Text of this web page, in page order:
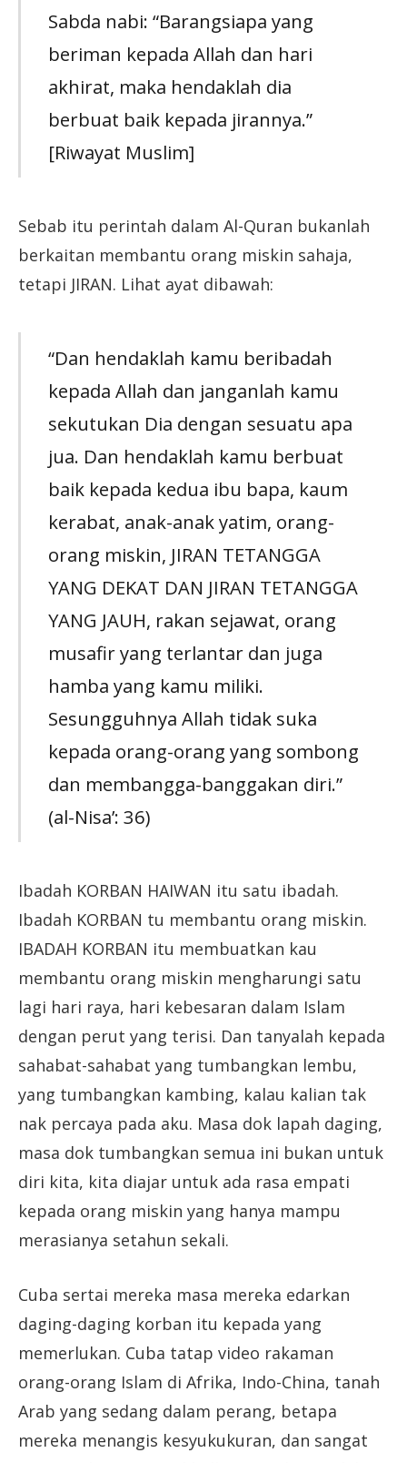
Sabda nabi: “Barangsiapa yang
beriman kepada Allah dan hari
akhirat, maka hendaklah dia
berbuat baik kepada jirannya.”
[Riwayat Muslim]
Sebab itu perintah dalam Al-Quran bukanlah
berkaitan membantu orang miskin sahaja,
tetapi JIRAN. Lihat ayat dibawah:
“Dan hendaklah kamu beribadah
kepada Allah dan janganlah kamu
sekutukan Dia dengan sesuatu apa
jua. Dan hendaklah kamu berbuat
baik kepada kedua ibu bapa, kaum
kerabat, anak-anak yatim, orang-
orang miskin, JIRAN TETANGGA
YANG DEKAT DAN JIRAN TETANGGA
YANG JAUH, rakan sejawat, orang
musafir yang terlantar dan juga
hamba yang kamu miliki.
Sesungguhnya Allah tidak suka
kepada orang-orang yang sombong
dan membangga-banggakan diri.”
(al-Nisa’: 36)
Ibadah KORBAN HAIWAN itu satu ibadah.
Ibadah KORBAN tu membantu orang miskin.
IBADAH KORBAN itu membuatkan kau
membantu orang miskin mengharungi satu
lagi hari raya, hari kebesaran dalam Islam
dengan perut yang terisi. Dan tanyalah kepada
sahabat-sahabat yang tumbangkan lembu,
yang tumbangkan kambing, kalau kalian tak
nak percaya pada aku. Masa dok lapah daging,
masa dok tumbangkan semua ini bukan untuk
diri kita, kita diajar untuk ada rasa empati
kepada orang miskin yang hanya mampu
merasianya setahun sekali.
Cuba sertai mereka masa mereka edarkan
daging-daging korban itu kepada yang
memerlukan. Cuba tatap video rakaman
orang-orang Islam di Afrika, Indo-China, tanah
Arab yang sedang dalam perang, betapa
mereka menangis kesyukukuran, dan sangat